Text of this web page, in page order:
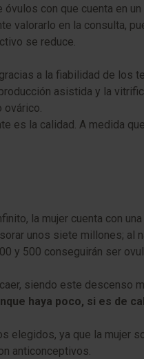
con que cuenta en
valorarlo en la consulta,
se reduce.
a la fiabilidad de
asistida y la
ovárico.
es la calidad. A medida
la mujer cuenta con
unos siete millones;
y 500 conseguirán ser
siendo este descenso
haya poco, si es de
elegidos, ya que la
anticonceptivos.